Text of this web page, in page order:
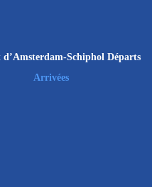
d’Amsterdam-Schiphol Départs
Arrivées